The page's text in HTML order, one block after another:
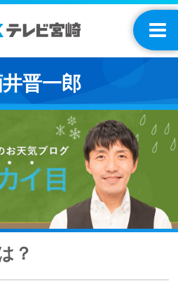
晋一郎
？